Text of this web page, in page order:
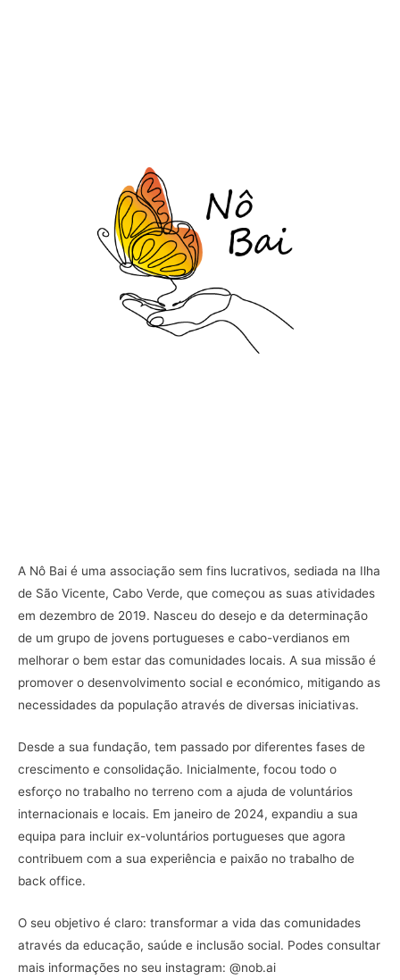
A Nô Bai é uma associação sem fins lucrativos, sediada na Ilha
de São Vicente, Cabo Verde, que começou as suas atividades
em dezembro de 2019. Nasceu do desejo e da determinação
de um grupo de jovens portugueses e cabo-verdianos em
melhorar o bem estar das comunidades locais. A sua missão é
promover o desenvolvimento social e económico, mitigando as
necessidades da população através de diversas iniciativas.
Desde a sua fundação, tem passado por diferentes fases de
crescimento e consolidação. Inicialmente, focou todo o
esforço no trabalho no terreno com a ajuda de voluntários
internacionais e locais. Em janeiro de 2024, expandiu a sua
equipa para incluir ex-voluntários portugueses que agora
contribuem com a sua experiência e paixão no trabalho de
back office.
O seu objetivo é claro: transformar a vida das comunidades
através da educação, saúde e inclusão social. Podes consultar
mais informações no seu instagram: @nob.ai